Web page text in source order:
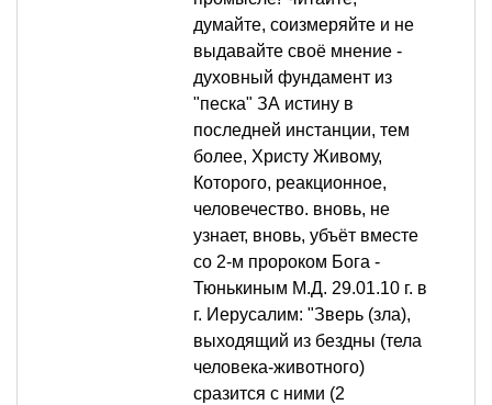
думайте, соизмеряйте и не
выдавайте своё мнение -
духовный фундамент из
"песка" ЗА истину в
последней инстанции, тем
более, Христу Живому,
Которого, реакционное,
человечество. вновь, не
узнает, вновь, убъёт вместе
со 2-м пророком Бога -
Тюнькиным М.Д. 29.01.10 г. в
г. Иерусалим: "Зверь (зла),
выходящий из бездны (тела
человека-животного)
сразится с ними (2